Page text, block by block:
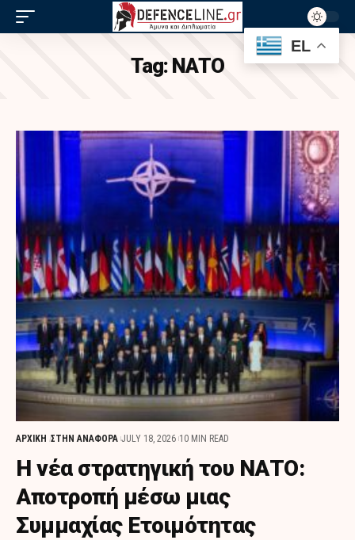
Tag: ΝΑΤΟ
ΑΡΧΙΚΗ ΣΤΗΝ ΑΝΑΦΟΡΑ JULY 18, 2026 10 MIN READ
Η νέα στρατηγική του ΝΑΤΟ:
Αποτροπή μέσω μιας
Συμμαχίας Ετοιμότητας
EL